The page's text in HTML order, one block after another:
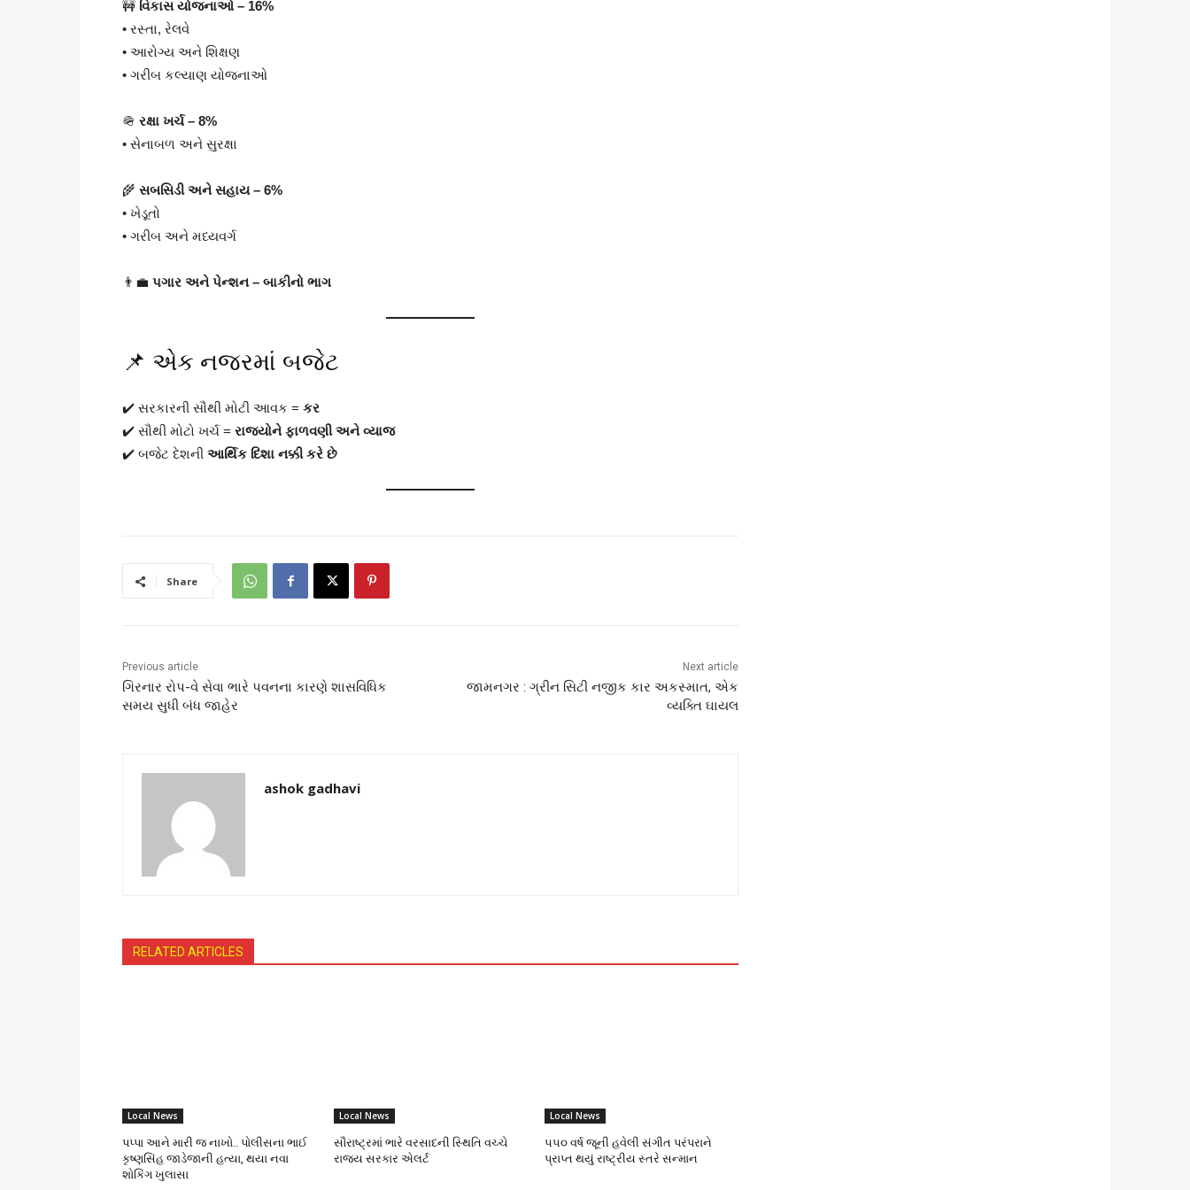
🚧 વિકાસ યોજનાઓ – 16%
• રસ્તા, રેલવે
• આરોગ્ય અને શિક્ષણ
• ગરીબ કલ્યાણ યોજનાઓ
🪖 રક્ષા ખર્ચ – 8%
• સેનાબળ અને સુરક્ષા
🌾 સબસિડી અને સહાય – 6%
• ખેડૂતો
• ગરીબ અને મધ્યવર્ગ
👨‍💼 પગાર અને પેન્શન – બાકીનો ભાગ
📌 એક નજરમાં બજેટ
✔️ સરકારની સૌથી મોટી આવક = કર
✔️ સૌથી મોટો ખર્ચ = રાજ્યોને ફાળવણી અને વ્યાજ
✔️ બજેટ દેશની આર્થિક દિશા નક્કી કરે છે
Share
Previous article
ગિરનાર રોપ-વે સેવા ભારે પવનના કારણે શાસવિધિક
સમય સુધી બંધ જાહેર
Next article
જામનગર : ગ્રીન સિટી નજીક કાર અકસ્માત, એક
વ્યક્તિ ઘાયલ
ashok gadhavi
RELATED ARTICLES
Local News
પપ્પા આને મારી જ નાખો.. પોલીસના ભાઈ
કૃષ્ણસિંહ જાડેજાની હત્યા, થયા નવા
શોકિંગ ખુલાસા
Local News
સૌરાષ્ટ્રમાં ભારે વરસાદની સ્થિતિ વચ્ચે
રાજ્ય સરકાર એલર્ટ
Local News
૫૫૦ વર્ષ જૂની હવેલી સંગીત પરંપરાને
પ્રાપ્ત થયું રાષ્ટ્રીય સ્તરે સન્માન